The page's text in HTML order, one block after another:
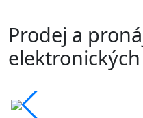
Prodej a